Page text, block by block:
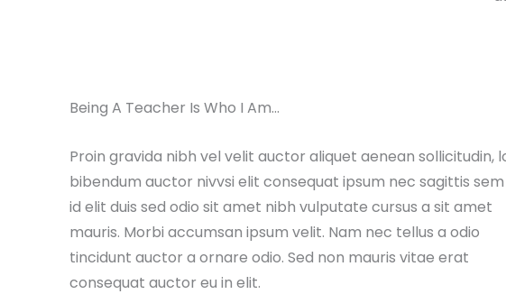
Being A Teacher Is Who I Am...
Proin gravida nibh vel velit auctor aliquet aenean sollicitudin,
bibendum auctor nivvsi elit consequat ipsum nec sagittis
id elit duis sed odio sit amet nibh vulputate cursus a sit amet
mauris. Morbi accumsan ipsum velit. Nam nec tellus a odio
tincidunt auctor a ornare odio. Sed non mauris vitae erat
consequat auctor eu in elit.